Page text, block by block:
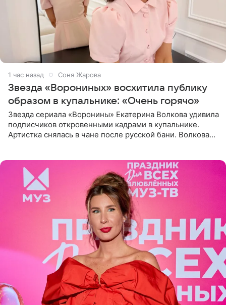
1 час назад Соня Жарова
Звезда «Ворониных» восхитила публику
образом в купальнике: «Очень горячо»
Звезда сериала «Воронины» Екатерина Волкова удивила
подписчиков откровенными кадрами в купальнике.
Артистка снялась в чане после русской бани. Волкова